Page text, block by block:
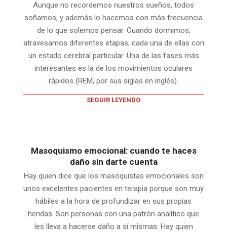
Aunque no recordemos nuestros sueños, todos
soñamos; y además lo hacemos con más frecuencia
de lo que solemos pensar. Cuando dormimos,
atravesamos diferentes etapas; cada una de ellas con
un estado cerebral particular. Una de las fases más
interesantes es la de los movimientos oculares
rápidos (REM, por sus siglas en inglés).
SEGUIR LEYENDO
Masoquismo emocional: cuando te haces
daño sin darte cuenta
Hay quien dice que los masoquistas emocionales son
unos excelentes pacientes en terapia porque son muy
hábiles a la hora de profundizar en sus propias
heridas. Son personas con una patrón analítico que
les lleva a hacerse daño a sí mismas. Hay quien